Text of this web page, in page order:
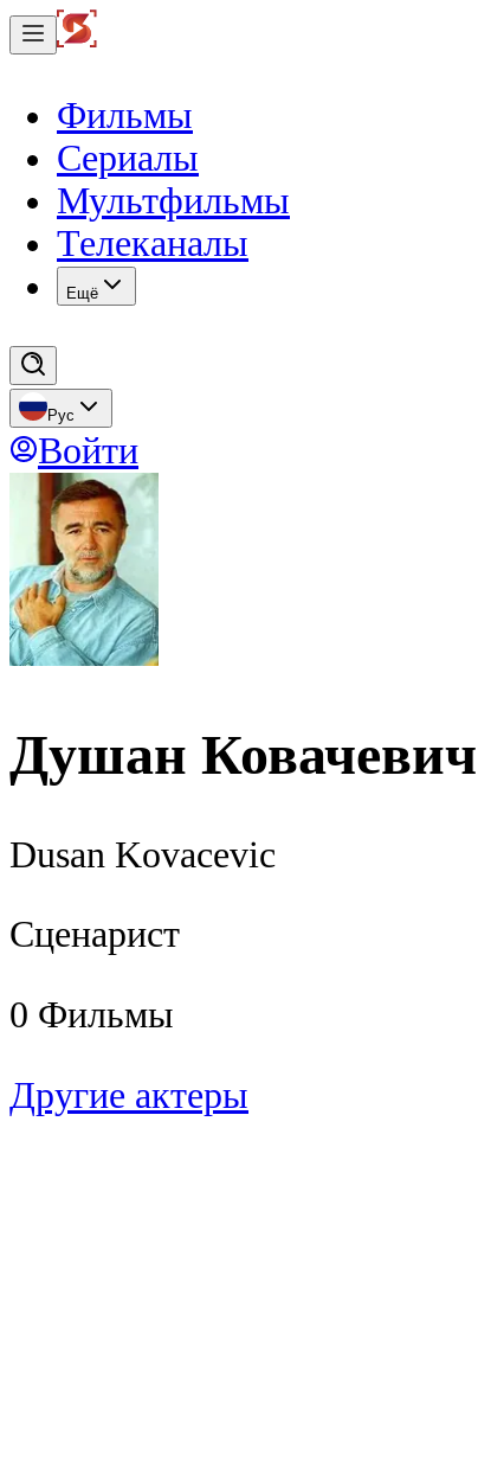
Фильмы
Сериалы
Мультфильмы
Телеканалы
Eщё
Рус
Войти
Душан Ковачевич
Dusan Kovacevic
Сценарист
0 Фильмы
Другие актеры